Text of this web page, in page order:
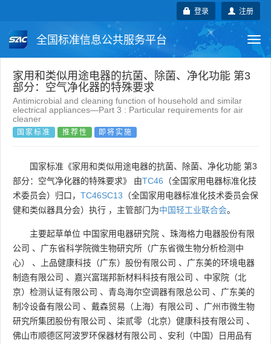
注册
登录
全国标准信息公共服务平台
国家标准 行业标准 地方标准
团体标准 企业标准 国际标准
国外标准 技术委员会
家用和类似用途电器的抗菌、除菌、净化功能 第3
部分：空气净化器的特殊要求
Antimicrobial and cleaning function of household and similar
electrical appliances—Part 3 : Particular requirements for air
cleaner
国家标准 推荐性 即将实施
国家标准《家用和类似用途电器的抗菌、除菌、净化功能 第3
部分：空气净化器的特殊要求》 由TC46 （全国家用电器标准化技
术委员会）归口， TC46SC13 （全国家用电器标准化技术委员会保
健和类似器具分会）执行 ，主管部门为中国轻工业联合会。
主要起草单位 中国家用电器研究院 、 珠海格力电器股份有限
公司 、 广东省科学院微生物研究所（广东省微生物分析检测中
心）
、 上品健康科技（广东）股份有限公司 、 广东美的环境电器
制造有限公司 、 嘉兴富瑞邦新材料科技有限公司 、 中家院（北
京）检测认证有限公司 、 青岛海尔空调器有限总公司 、 广东美的
制冷设备有限公司 、 戴森贸易（上海）有限公司 、 广州市微生物
研究所集团股份有限公司 、 柒贰零（北京）健康科技有限公司 、
佛山市顺德区阿波罗环保器材有限公司 、 安利（中国）日用品有